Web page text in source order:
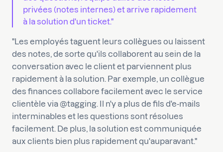
privées (notes internes) et arrive rapidement
à la solution d'un ticket."
"Les employés taguent leurs collègues ou laissent
des notes, de sorte qu'ils collaborent au sein de la
conversation avec le client et parviennent plus
rapidement à la solution. Par exemple, un collègue
des finances collabore facilement avec le service
clientèle via @tagging. Il n'y a plus de fils d'e-mails
interminables et les questions sont résolues
facilement. De plus, la solution est communiquée
aux clients bien plus rapidement qu'auparavant."